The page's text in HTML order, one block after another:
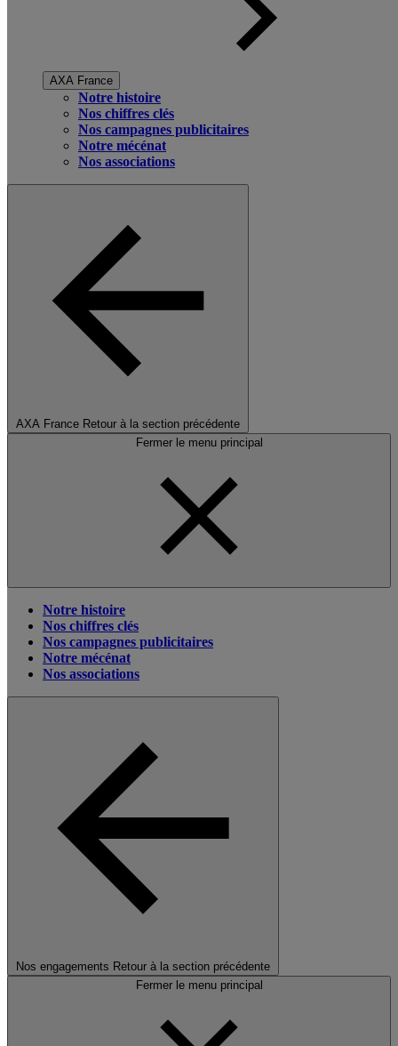
AXA France
Notre histoire
Nos chiffres clés
Nos campagnes publicitaires
Notre mécénat
Nos associations
AXA France Retour à la section précédente
Fermer le menu principal
Notre histoire
Nos chiffres clés
Nos campagnes publicitaires
Notre mécénat
Nos associations
Nos engagements Retour à la section précédente
Fermer le menu principal